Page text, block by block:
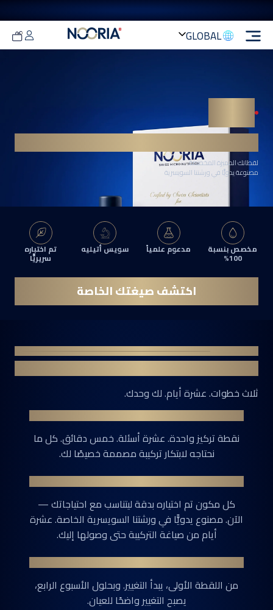
GLOBAL
Switzerland تسجيل الدخول
فعلت ذلك مرة واحدة. ولن أكرره أبدًا
لقطاتك المميزة المخصصة.
مصنوعة يدويًّا في ورشتنا السويسرية
مخصص بنسبة
100%
مدعوم علمياً سويس أتيليه تم اختباره
سريريًّا
اكتشف صيغتك الخاصة
كيف يعمل
من ملفك الشخصي إلى تركيبتك
ثلاث خطوات. عشرة أيام. لك وحدك.
هدفك
نقطة تركيز واحدة. عشرة أسئلة. خمس دقائق. كل ما
نحتاجه لابتكار تركيبة مصممة خصيصًا لك.
صيغتك
كل مكون تم اختياره بدقة ليتناسب مع احتياجاتك —
الآن. مصنوع يدويًّا في ورشتنا السويسرية الخاصة. عشرة
أيام من صياغة التركيبة حتى وصولها إليك.
التحول
من اللقطة الأولى، يبدأ التغيير. وبحلول الأسبوع الرابع،
يصبح التغيير واضحًا للعيان.